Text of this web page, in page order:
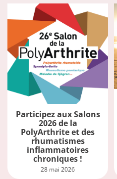
Participez aux Salons
2026 de la
PolyArthrite et des
rhumatismes
inflammatoires
chroniques !
28 mai 2026